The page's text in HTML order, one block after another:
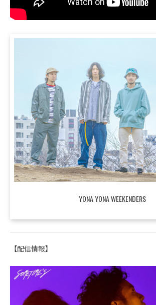
YONA YONA WEEKENDERS
【配信情報】